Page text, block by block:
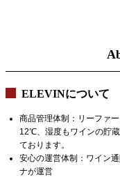
ELEVINについて
商品管理体制：リーファ
12℃、湿度もワインの貯
ております。
安心の運営体制：ワイン
ナが運営